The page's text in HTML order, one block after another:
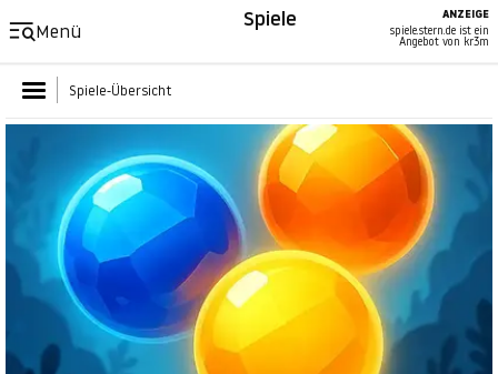
Menü Spiele
ANZEIGE
spiele.stern.de ist ein
Angebot von kr3m
Spiele-Übersicht